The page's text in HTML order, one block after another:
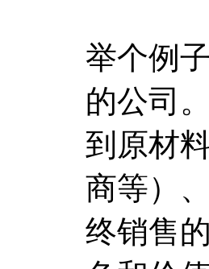
举个例
的公司
到原材
商等）
终销售